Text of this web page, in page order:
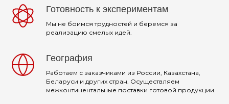
Готовность к экспериментам
Мы не боимся трудностей и беремся за
реализацию смелых идей.
География
Работаем с заказчиками из России, Казахстана,
Беларуси и других стран. Осуществляем
межконтинентальные поставки готовой продукции.